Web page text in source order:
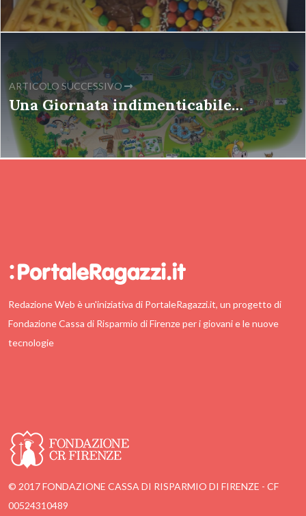
ARTICOLO SUCCESSIVO
Una Giornata indimenticabile…
Redazione Web è un'iniziativa di PortaleRagazzi.it, un progetto di
Fondazione Cassa di Risparmio di Firenze per i giovani e le nuove
tecnologie
© 2017 FONDAZIONE CASSA DI RISPARMIO DI FIRENZE - CF
00524310489